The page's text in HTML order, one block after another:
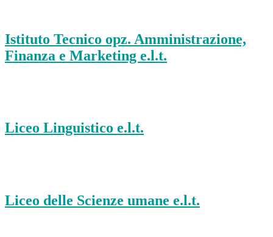
Istituto Tecnico opz. Amministrazione,
Finanza e Marketing e.l.t.
Liceo Linguistico e.l.t.
Liceo delle Scienze umane e.l.t.